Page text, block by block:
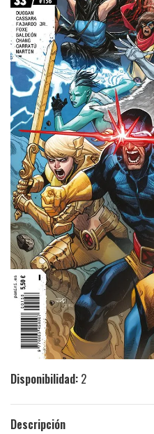
Disponibilidad: 2
Descripción